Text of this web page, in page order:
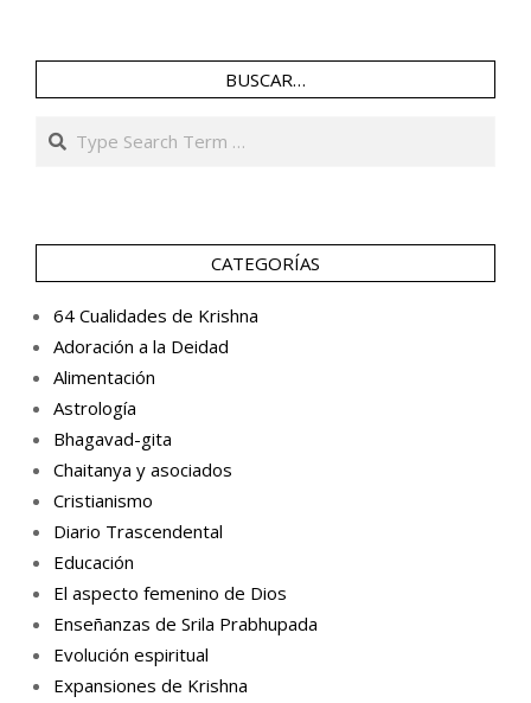
BUSCAR…
Search
CATEGORÍAS
64 Cualidades de Krishna
Adoración a la Deidad
Alimentación
Astrología
Bhagavad-gita
Chaitanya y asociados
Cristianismo
Diario Trascendental
Educación
El aspecto femenino de Dios
Enseñanzas de Srila Prabhupada
Evolución espiritual
Expansiones de Krishna